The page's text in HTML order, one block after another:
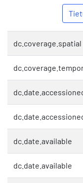
dc.coverage.spatial
dc.date.available
dc.date.available